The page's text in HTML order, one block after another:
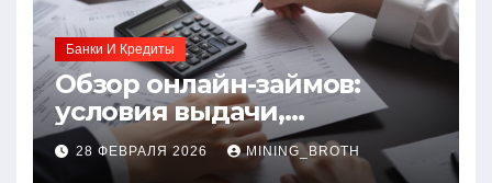
Банки И Кредиты
Обзор онлайн-займов:
условия выдачи,
процентные ставки и
требования к заемщикам
28 ФЕВРАЛЯ 2026 MINING_BROTH